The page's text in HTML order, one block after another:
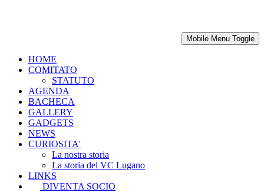
Mobile Menu Toggle
HOME
COMITATO
STATUTO
AGENDA
BACHECA
GALLERY
GADGETS
NEWS
CURIOSITA'
La nostra storia
La storia del VC Lugano
LINKS
DIVENTA SOCIO